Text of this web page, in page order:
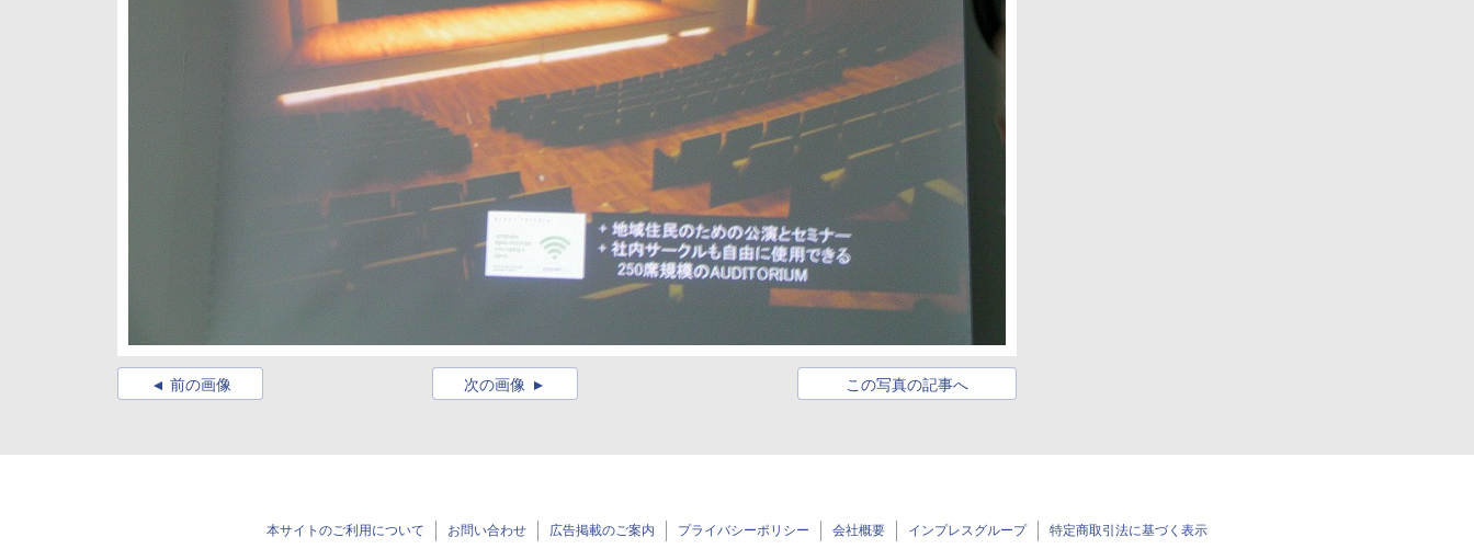
前の画像 この写真の記事へ
次の画像
本サイトのご利用について お問い合わせ 広告掲載のご案内 プライバシーポリシー 会社概要 インプレスグループ 特定商取引法に基づく表示